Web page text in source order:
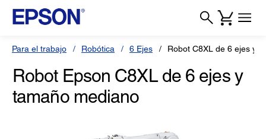
Para el trabajo Robótica 6 Ejes Robot C8XL de 6 ejes y
Robot Epson C8XL de 6 ejes y
tamaño mediano